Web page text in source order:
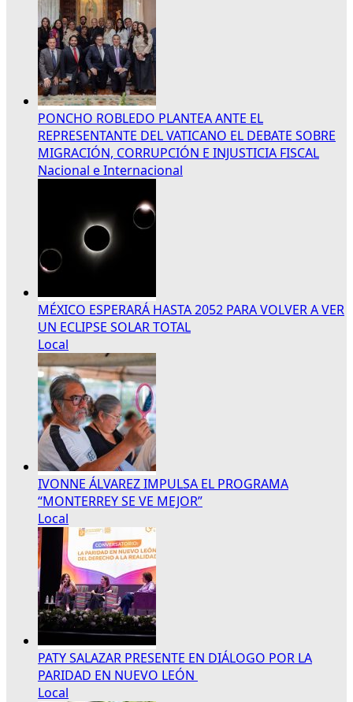
PONCHO ROBLEDO PLANTEA ANTE EL
REPRESENTANTE DEL VATICANO EL DEBATE SOBRE
MIGRACIÓN, CORRUPCIÓN E INJUSTICIA FISCAL
Nacional e Internacional
MÉXICO ESPERARÁ HASTA 2052 PARA VOLVER A VER
UN ECLIPSE SOLAR TOTAL
Local
IVONNE ÁLVAREZ IMPULSA EL PROGRAMA
“MONTERREY SE VE MEJOR”
Local
PATY SALAZAR PRESENTE EN DIÁLOGO POR LA
PARIDAD EN NUEVO LEÓN
Local